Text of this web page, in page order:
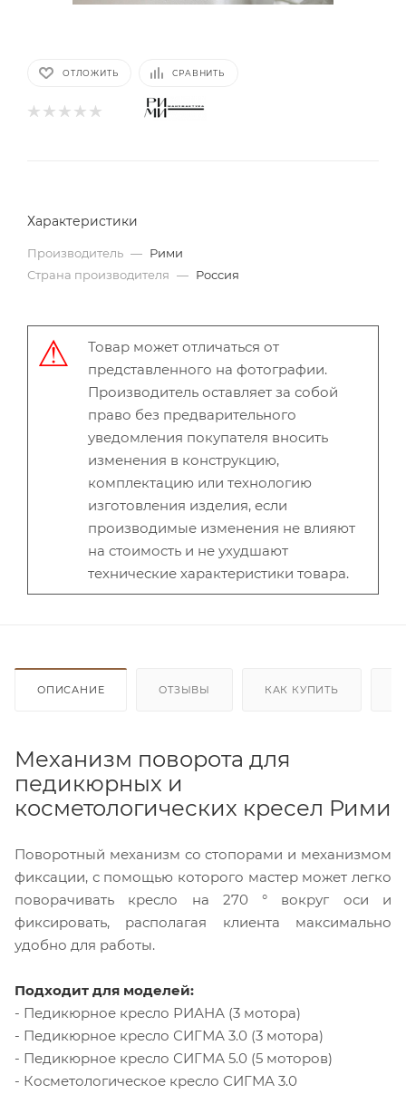
ОТЛОЖИТЬ СРАВНИТЬ
Характеристики
Производитель — Рими
Страна производителя — Россия
Товар может отличаться от
представленного на фотографии.
Производитель оставляет за собой
право без предварительного
уведомления покупателя вносить
изменения в конструкцию,
комплектацию или технологию
изготовления изделия, если
производимые изменения не влияют
на стоимость и не ухудшают
технические характеристики товара.
ОПИСАНИЕ ОТЗЫВЫ КАК КУПИТЬ
Механизм поворота для
педикюрных и
косметологических кресел Рими
Поворотный механизм со стопорами и механизмом
фиксации, с помощью которого мастер может легко
поворачивать кресло на 270 ° вокруг оси и
фиксировать, располагая клиента максимально
удобно для работы.
Подходит для моделей:
- Педикюрное кресло РИАНА (3 мотора)
- Педикюрное кресло СИГМА 3.0 (3 мотора)
- Педикюрное кресло СИГМА 5.0 (5 моторов)
- Косметологическое кресло СИГМА 3.0